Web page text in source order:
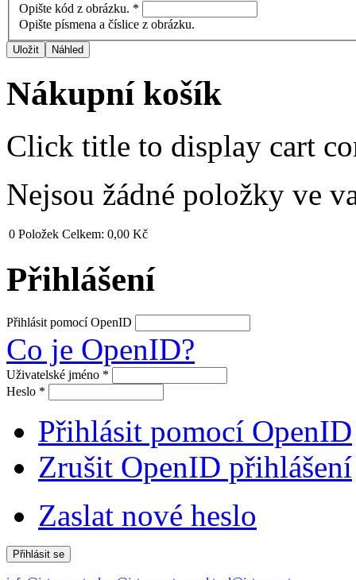
Opište kód z obrázku. *
Opište písmena a číslice z obrázku.
Nákupní košík
Click title to display cart
Nejsou žádné položky ve
0 Položek Celkem: 0,00 Kč
Přihlášení
Přihlásit pomocí OpenID
Co je OpenID?
Uživatelské jméno *
Heslo *
Přihlásit pomocí OpenID
Zrušit OpenID přihlášení
Zaslat nové heslo